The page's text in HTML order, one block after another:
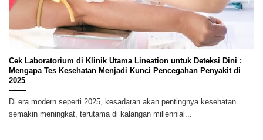
Cek Laboratorium di Klinik Utama Lineation untuk Deteksi Dini :
Mengapa Tes Kesehatan Menjadi Kunci Pencegahan Penyakit di
2025
Di era modern seperti 2025, kesadaran akan pentingnya kesehatan
semakin meningkat, terutama di kalangan millennial...